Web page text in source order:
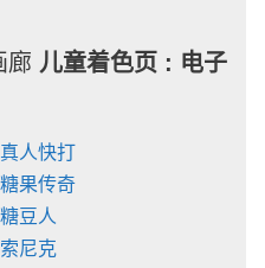
廊 儿童着色页 : 电子
真人快打
糖果传奇
糖豆人
索尼克